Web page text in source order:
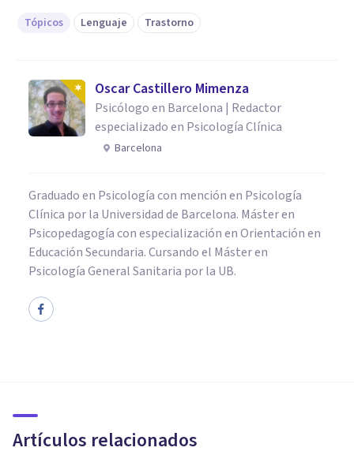
Tópicos Lenguaje Trastorno
Oscar Castillero Mimenza
Psicólogo en Barcelona | Redactor
especializado en Psicología Clínica
Barcelona
Graduado en Psicología con mención en Psicología
Clínica por la Universidad de Barcelona. Máster en
Psicopedagogía con especialización en Orientación en
Educación Secundaria. Cursando el Máster en
Psicología General Sanitaria por la UB.
Artículos relacionados
habla